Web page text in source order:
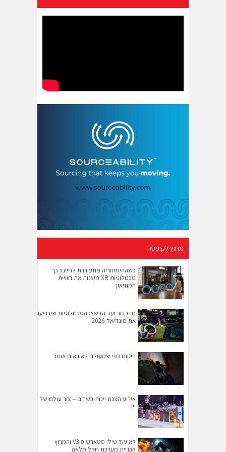
מחוץ לקופסה
כשההיסטוריה מתעוררת לחיים: כך
טכנולוגיות XR משנות את חוויית
המוזיאון
מהכדור ועד הדשא: הטכנולוגיות שיכריעו
את מונדיאל 2026
היקום כפי שמעולם לא ראינו אותו
אירוע הצגת יינות כשרים – צור עולם של
יין
לא עוד טיל: סטארשיפ V3 והמרוץ
לבניית מערכת חלל מלאה